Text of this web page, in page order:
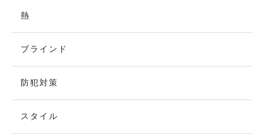
熱
ブラインド
防犯対策
スタイル